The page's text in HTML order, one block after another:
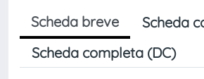
Scheda breve
Scheda
Scheda completa (DC)